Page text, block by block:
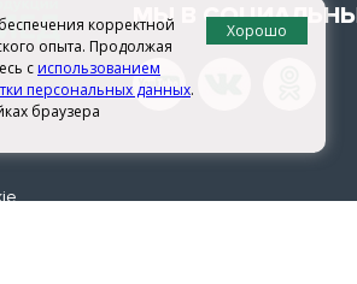
МЫ В
корректной
опыта. Продолжая
с использованием
персональных данных.
браузера
Хорошо